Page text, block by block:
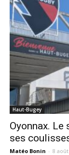
Haut-Bugey
Oyonnax. Le
ses
Matéo Bonin - 8